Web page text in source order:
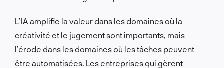
L’IA amplifie la valeur dans les domaines où la
créativité et le jugement sont importants, mais
l’érode dans les domaines où les tâches peuvent
être automatisées. Les entreprises qui gèrent